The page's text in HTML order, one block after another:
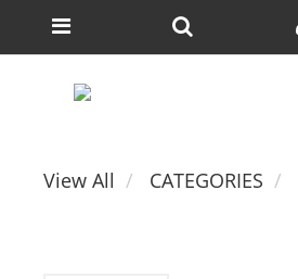
View All CATEGORIES